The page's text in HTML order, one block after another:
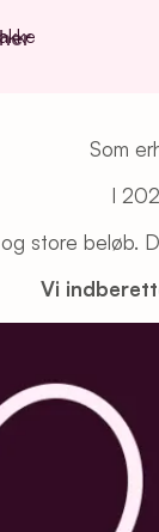
Som
I
store beløb.
Vi